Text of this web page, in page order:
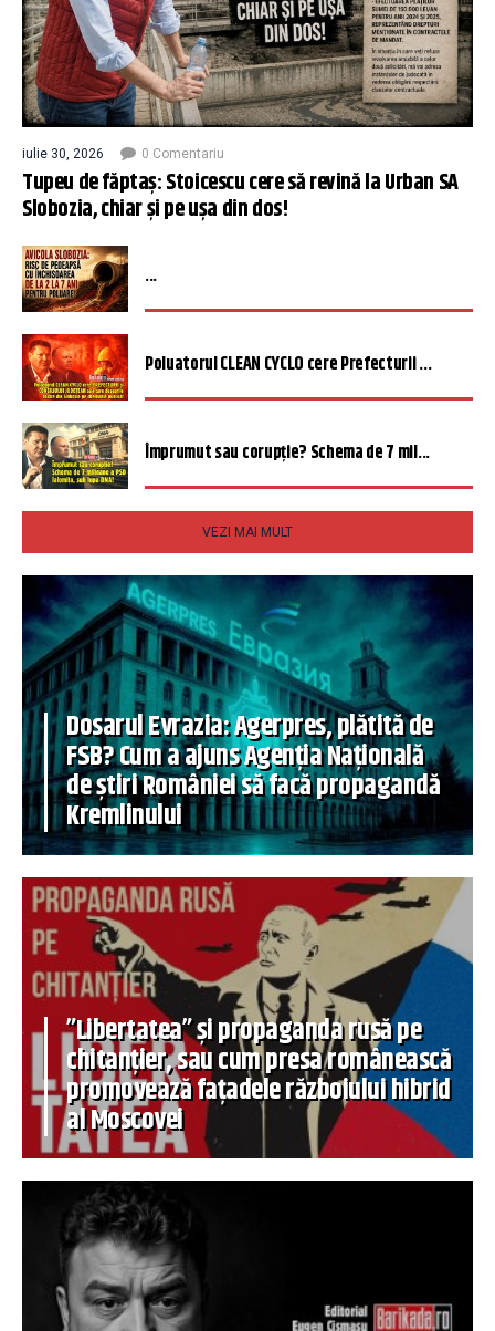
iulie 30, 2026 0 Comentariu
Tupeu de făptaș: Stoicescu cere să revină la Urban SA
Slobozia, chiar și pe ușa din dos!
...
Poluatorul CLEAN CYCLO cere Prefecturii ...
Împrumut sau corupție? Schema de 7 mil...
VEZI MAI MULT
Dosarul Evrazia: Agerpres, plătită de
FSB? Cum a ajuns Agenția Națională
de știri României să facă propagandă
Kremlinului
”Libertatea” și propaganda rusă pe
chitanțier, sau cum presa românească
promovează fațadele războiului hibrid
al Moscovei